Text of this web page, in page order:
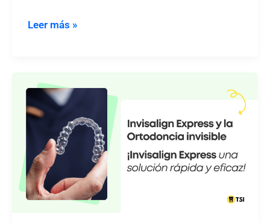
Gomas
ortodoncia:
¿Para
sirven
las
gomas
en
Leer más »